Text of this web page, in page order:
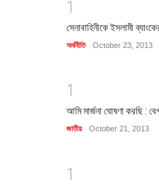
1
সেনাবাহিনীকে ইসলামী
অর্থনীতি October 23, 2013
1
আমি মার্জনা ঘোষণা করছি :
জাতীয় October 21, 2013
1